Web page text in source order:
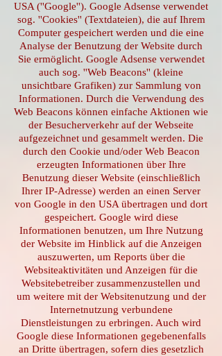
USA (''Google''). Google Adsense verwendet
sog. ''Cookies'' (Textdateien), die auf Ihrem
Computer gespeichert werden und die eine
Analyse der Benutzung der Website durch
Sie ermöglicht. Google Adsense verwendet
auch sog. ''Web Beacons'' (kleine
unsichtbare Grafiken) zur Sammlung von
Informationen. Durch die Verwendung des
Web Beacons können einfache Aktionen wie
der Besucherverkehr auf der Webseite
aufgezeichnet und gesammelt werden. Die
durch den Cookie und/oder Web Beacon
erzeugten Informationen über Ihre
Benutzung dieser Website (einschließlich
Ihrer IP-Adresse) werden an einen Server
von Google in den USA übertragen und dort
gespeichert. Google wird diese
Informationen benutzen, um Ihre Nutzung
der Website im Hinblick auf die Anzeigen
auszuwerten, um Reports über die
Websiteaktivitäten und Anzeigen für die
Websitebetreiber zusammenzustellen und
um weitere mit der Websitenutzung und der
Internetnutzung verbundene
Dienstleistungen zu erbringen. Auch wird
Google diese Informationen gegebenenfalls
an Dritte übertragen, sofern dies gesetzlich